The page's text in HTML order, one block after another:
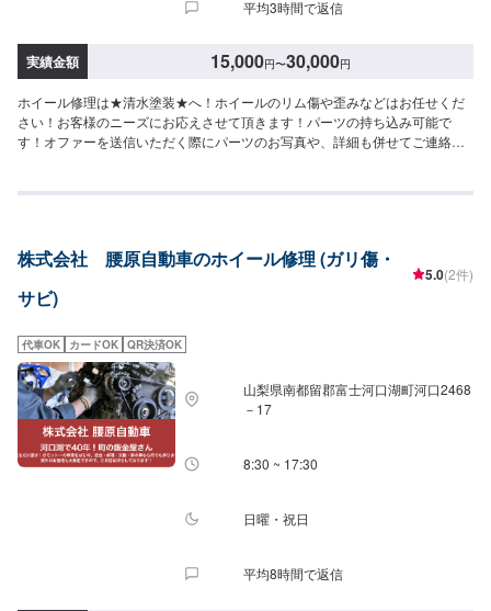
たりとくつろいでお待ちいただけます。⚫代車・洗車サービスについて無料
入庫されたお客様全員に通常3,000円ほどの洗車を【無料サービス】しており
ます。汚れがつきにくく、お客様の愛車のきれいを長く保ちます。【定休
平均3時間で返信
実績金額 15,000円〜30,000円
ホイール修理は★清水塗装★へ！ホイールのリム傷や歪みなどはお任せくだ
さい！お客様のニーズにお応えさせて頂きます！パーツの持ち込み可能で
す！オファーを送信いただく際にパーツのお写真や、詳細も併せてご連絡く
にもお車にも地球にもやさしい工場を目指しています。★特定整備認証工場
開始【4】仕上がり次第納車◆◆◆◆ご来店・受付◆◆◆◆工場内のスタッフ
に「メンテモで予約」とお伝えください。また、お名前を併せてお伝えいた
だければ、スムーズにご案内が可能です。◇◇◇◇代車について◇◇◇◇・
ます。※ガソリン代はお客様にご負担頂いております。予めご了承ください。
◆◆◆◆注意◆◆◆◆◆※写真は見本です。状態や車種などにより金額が変わ
りますので、予めご了承ください。☆☆ご予約お待ちしております！
☆☆【定休日・営業時間】定休日：日曜日営業時間：9:00~18:00
株式会社 腰原自動車のホイール修理 (ガリ傷・
サビ)
5.0(2件)
代車OK カードOK QR決済OK
山梨県南都留郡富士河口湖町河口2468
－17
8:30 ~ 17:30
日曜・祝日
平均8時間で返信